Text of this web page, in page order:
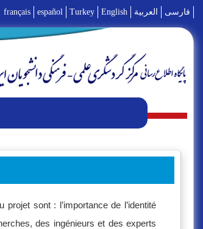
فارسی العربية English
Turkey
español
français
sont : l’importance de l’identité
des ingénieurs et des experts